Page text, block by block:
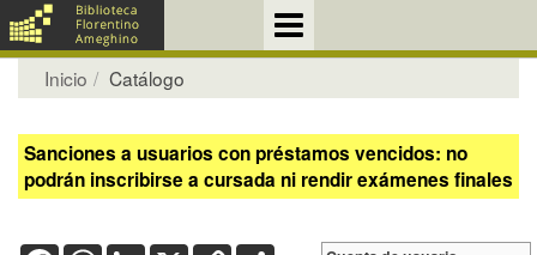
Inicio Catálogo
Sanciones a usuarios con préstamos vencidos: no
podrán inscribirse a cursada ni rendir exámenes finales